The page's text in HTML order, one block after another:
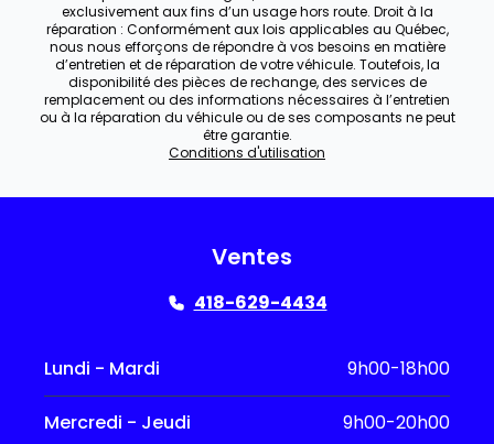
exclusivement aux fins d’un usage hors route. Droit à la
réparation : Conformément aux lois applicables au Québec,
nous nous efforçons de répondre à vos besoins en matière
d’entretien et de réparation de votre véhicule. Toutefois, la
disponibilité des pièces de rechange, des services de
remplacement ou des informations nécessaires à l’entretien
ou à la réparation du véhicule ou de ses composants ne peut
être garantie.
Conditions d'utilisation
Ventes
418-629-4434
Lundi - Mardi 9h00-18h00
Mercredi - Jeudi 9h00-20h00